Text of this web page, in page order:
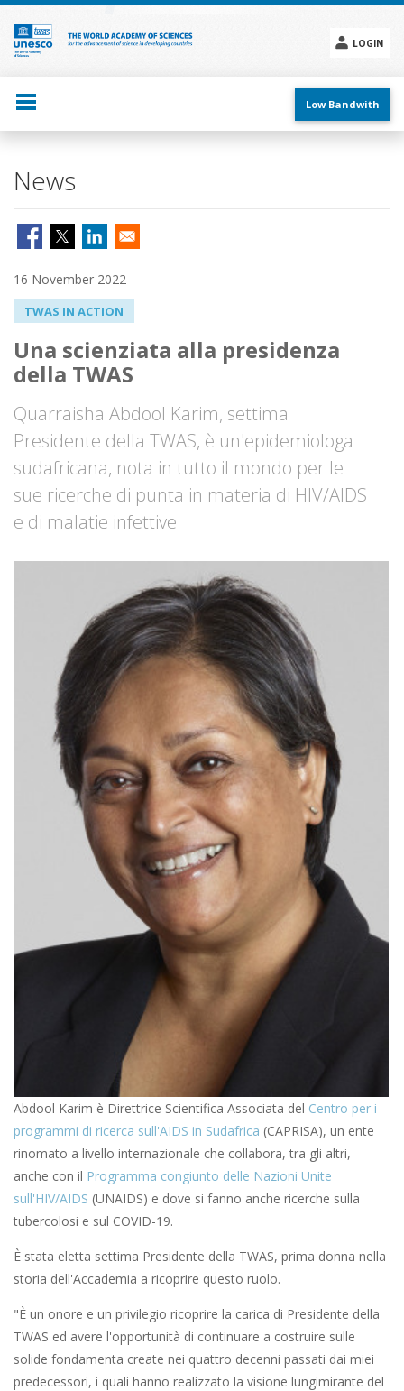
Skip
main
content
LOGIN
menu
Low Bandwith
News
16 November 2022
TWAS IN ACTION
Una scienziata alla presidenza
della TWAS
Quarraisha Abdool Karim, settima
Presidente della TWAS, è un'epidemiologa
sudafricana, nota in tutto il mondo per le
sue ricerche di punta in materia di HIV/AIDS
e di malatie infettive
Abdool Karim è Direttrice Scientifica Associata del Centro per i
programmi di ricerca sull'AIDS in Sudafrica (CAPRISA), un ente
rinomato a livello internazionale che collabora, tra gli altri,
anche con il Programma congiunto delle Nazioni Unite
sull'HIV/AIDS (UNAIDS) e dove si fanno anche ricerche sulla
tubercolosi e sul COVID-19.
È stata eletta settima Presidente della TWAS, prima donna nella
storia dell'Accademia a ricoprire questo ruolo.
"È un onore e un privilegio ricoprire la carica di Presidente della
TWAS ed avere l'opportunità di continuare a costruire sulle
solide fondamenta create nei quattro decenni passati dai miei
predecessori, i quali hanno realizzato la visione lungimirante del